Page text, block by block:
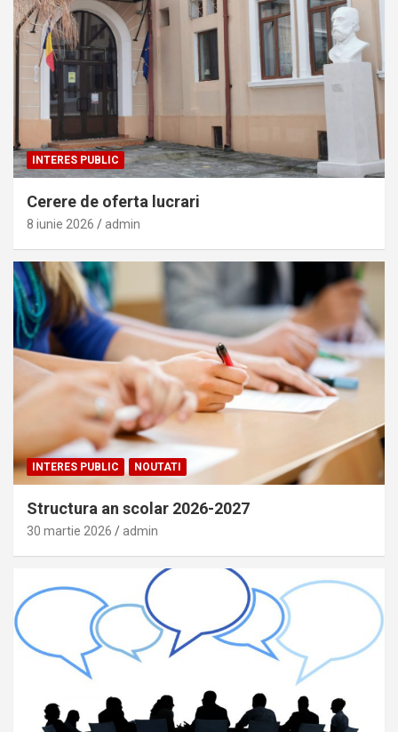
INTERES PUBLIC
Cerere de oferta lucrari
8 iunie 2026 admin
INTERES PUBLIC NOUTATI
Structura an scolar 2026-2027
30 martie 2026 admin